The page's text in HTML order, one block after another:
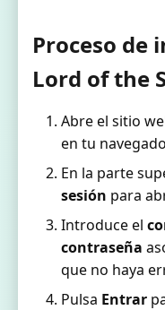
Proceso de
Lord of the
Abre el sitio
en tu
En la parte
sesión para
Introduce el
contraseña
que no haya
Pulsa Entrar